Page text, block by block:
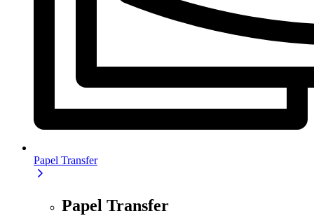
Papel Transfer
Papel Transfer